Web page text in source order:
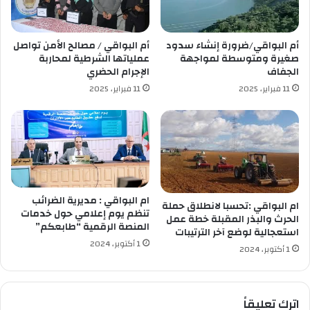
خ
ا
ص
و
ي
ح
ج
ز
ك
م
ي
ة
م
ن
ا
ل
م
خ
د
ر
ا
ل
ج
د
ي
د
ل
م
و
ل
و
د
ي
ة
س
ن
ط
ي
ن
ة
أم البواقي/ضرورة إنشاء سدود
صغيرة ومتوسطة لمواجهة
الجفاف
11 فبراير، 2025
أم البواقي / مصالح الأمن تواصل
عملياتها الشرطية لمحاربة
الإجرام الحضري
11 فبراير، 2025
ام البواقي :تحسبا لانطلاق حملة
الحرث والبذر المقبلة خطة عمل
استعجالية لوضع آخر الترتيبات
1 أكتوبر، 2024
ام البواقي : مديرية الضرائب
تنظم يوم إعلامي حول خدمات
المنصة الرقمية “طابعكم”
1 أكتوبر، 2024
اترك تعليقاً